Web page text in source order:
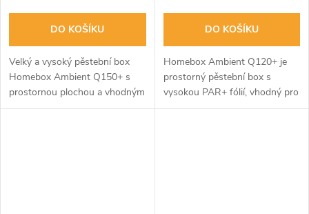
DO KOŠÍKU
Velký a vysoký pěstební box
Homebox Ambient Q150+ s
prostornou plochou a vhodným
osvětlením. Ideální pro
DO KOŠÍKU
Homebox Ambient Q120+ je
prostorný pěstební box s
vysokou PAR+ fólií, vhodný pro
květiny i hydroponické systémy.